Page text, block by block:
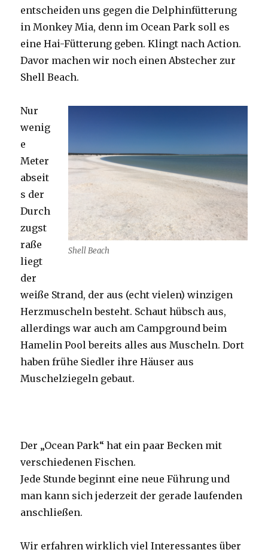
entscheiden uns gegen die Delphinfütterung
in Monkey Mia, denn im Ocean Park soll es
eine Hai-Fütterung geben. Klingt nach Action.
Davor machen wir noch einen Abstecher zur
Shell Beach.
Shell Beach
Nur
wenig
e
Meter
abseit
s der
Durch
zugst
raße
liegt
der
weiße Strand, der aus (echt vielen) winzigen
Herzmuscheln besteht. Schaut hübsch aus,
allerdings war auch am Campground beim
Hamelin Pool bereits alles aus Muscheln. Dort
haben frühe Siedler ihre Häuser aus
Muschelziegeln gebaut.
Der „Ocean Park“ hat ein paar Becken mit
verschiedenen Fischen.
Jede Stunde beginnt eine neue Führung und
man kann sich jederzeit der gerade laufenden
anschließen.
Wir erfahren wirklich viel Interessantes über